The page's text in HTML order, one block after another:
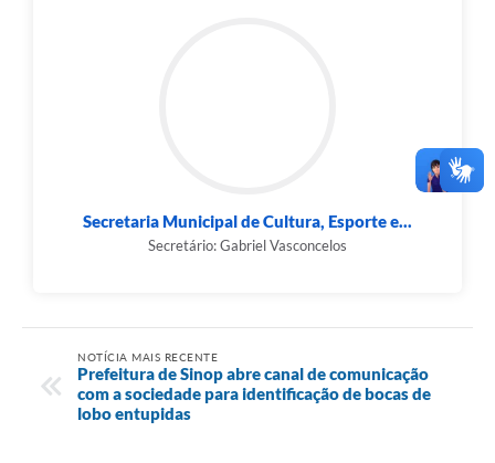
Secretaria Municipal de Cultura, Esporte e...
Secretário: Gabriel Vasconcelos
NOTÍCIA MAIS RECENTE
Prefeitura de Sinop abre canal de comunicação
com a sociedade para identificação de bocas de
lobo entupidas